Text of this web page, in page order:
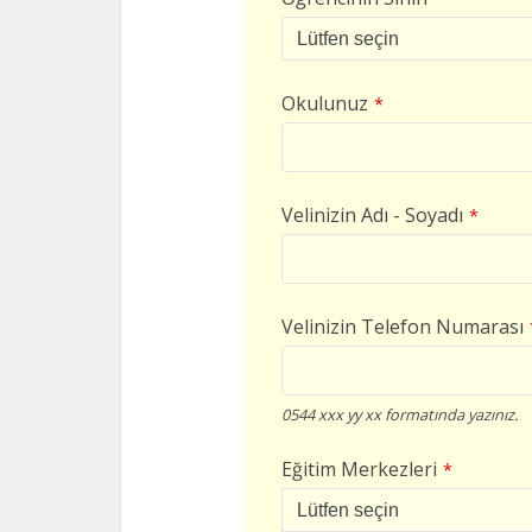
Okulunuz *
Velinizin Adı - Soyadı *
Velinizin Telefon Numarası
0544 xxx yy xx formatında yazınız.
Eğitim Merkezleri *